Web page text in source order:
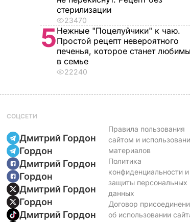
стерилизации
23470
5Нежные "Поцелуйчики" к чаю.
Простой рецепт невероятного
печенья, которое станет
в семье
22240
СОЦСЕТИ
Дмитрий Гордон
Гордон
Дмитрий Гордон
Гордон
Дмитрий Гордон
Гордон
Дмитрий Гордон
Правила пользования
сайтом и
материалов
Политика
конфиденциальности и
защиты персональных
данных
Договор
об использовании